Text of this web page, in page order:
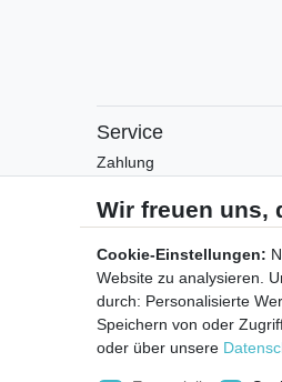
Service
Zahlung
Rückgabe
Helpcenter
Katalog
Kontakt
Cookie-Einstellungen:
Website zu analysieren.
durch: Personalisierte
Speichern von oder
oder über unsere